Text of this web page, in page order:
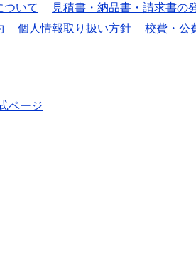
ついて 見積書・納品書・請求書の
個人情報取り扱い方針 校費・公
ページ